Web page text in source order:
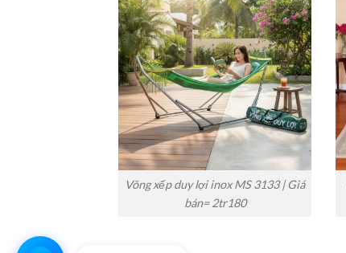
Võng xếp duy lợi inox MS 3133 | Giá
bán= 2tr180